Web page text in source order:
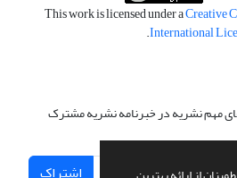
This work is licensed under aCreative
International
.
مهم نشریه در خبرنامه نشریه مشترک
اشتراک